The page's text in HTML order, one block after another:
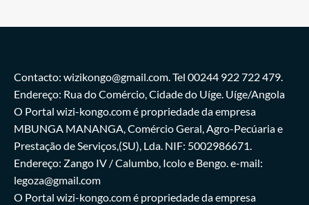
Contacto: wizikongo@gmail.com. Tel 00244 922 722 479.
Endereço: Rua do Comércio, Cidade do Uíge. Uíge/Angola
O Portal wizi-kongo.com é propriedade da empresa
MBUNGA MANANGA, Comércio Geral, Agro-Pecúaria e
Prestação de Serviços,(SU), Lda. NIF: 5002986671.
Endereço: Zango IV / Calumbo, Icolo e Bengo. e-mail:
legoza@gmail.com
O Portal wizi-kongo.com é propriedade da empresa